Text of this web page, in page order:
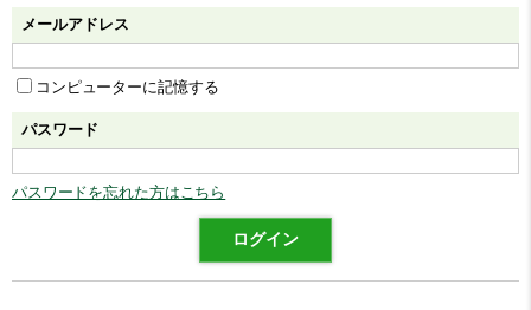
メールアドレス
コンピューターに記憶する
パスワード
パスワードを忘れた方はこちら